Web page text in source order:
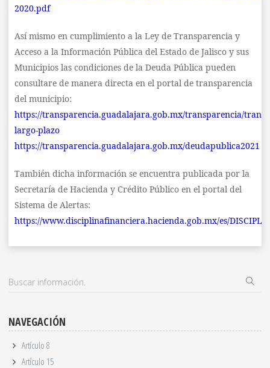
2020.pdf
Así mismo en cumplimiento a la Ley de Transparencia y
Acceso a la Información Pública del Estado de Jalisco y sus
Municipios las condiciones de la Deuda Pública pueden
consultare de manera directa en el portal de transparencia
del municipio:
https://transparencia.guadalajara.gob.mx/transparencia/
largo-plazo
https://transparencia.guadalajara.gob.mx/deudapublica2021
También dicha información se encuentra publicada por la
Secretaría de Hacienda y Crédito Público en el portal del
Sistema de Alertas:
https://www.disciplinafinanciera.hacienda.gob.mx/es/
NAVEGACIÓN
Artículo 8
Artículo 15